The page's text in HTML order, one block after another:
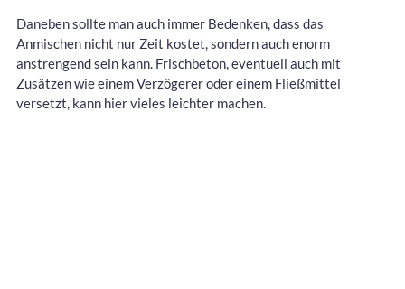
Daneben sollte man auch immer Bedenken, dass das
Anmischen nicht nur Zeit kostet, sondern auch enorm
anstrengend sein kann. Frischbeton, eventuell auch mit
Zusätzen wie einem Verzögerer oder einem Fließmittel
versetzt, kann hier vieles leichter machen.